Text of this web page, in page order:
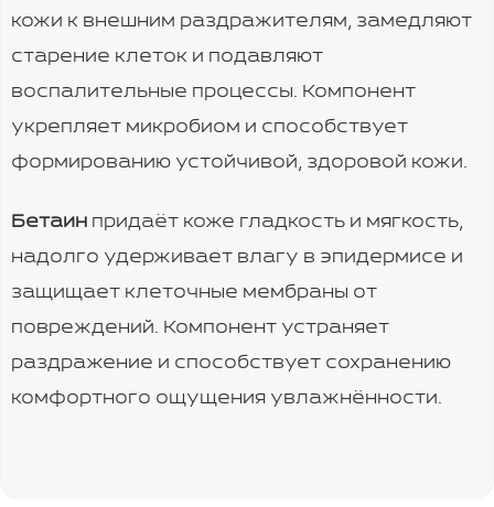
кожи к внешним раздражителям, замедляют
старение клеток и подавляют
воспалительные процессы. Компонент
укрепляет микробиом и способствует
формированию устойчивой, здоровой кожи.
Бетаин придаёт коже гладкость и мягкость,
надолго удерживает влагу в эпидермисе и
защищает клеточные мембраны от
повреждений. Компонент устраняет
раздражение и способствует сохранению
комфортного ощущения увлажнённости.